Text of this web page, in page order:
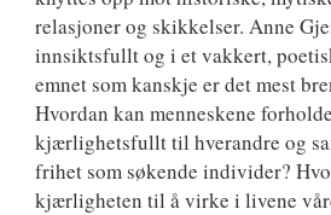
relasjoner og skikkelser. Anne
innsiktsfullt og i et vakkert,
emnet som kanskje er det mest
Hvordan kan menneskene
kjærlighetsfullt til hverandre og
frihet som søkende individer?
kjærligheten til å virke i livene